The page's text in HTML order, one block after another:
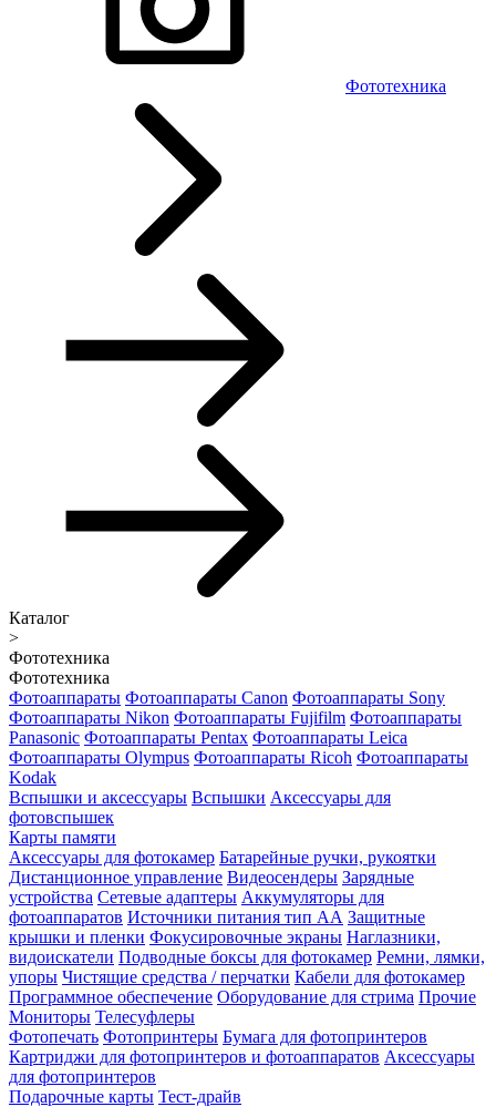
Фототехника
Каталог
>
Фототехника
Фототехника
Фотоаппараты Фотоаппараты Canon Фотоаппараты Sony
Фотоаппараты Nikon Фотоаппараты Fujifilm Фотоаппараты
Panasonic Фотоаппараты Pentax Фотоаппараты Leica
Фотоаппараты Olympus Фотоаппараты Ricoh Фотоаппараты
Kodak
Вспышки и аксессуары Вспышки Аксессуары для
фотовспышек
Карты памяти
Аксессуары для фотокамер Батарейные ручки, рукоятки
Дистанционное управление Видеосендеры Зарядные
устройства Сетевые адаптеры Аккумуляторы для
фотоаппаратов Источники питания тип АА Защитные
крышки и пленки Фокусировочные экраны Наглазники,
видоискатели Подводные боксы для фотокамер Ремни, лямки,
упоры Чистящие средства / перчатки Кабели для фотокамер
Программное обеспечение Оборудование для стрима Прочие
Мониторы Телесуфлеры
Фотопечать Фотопринтеры Бумага для фотопринтеров
Картриджи для фотопринтеров и фотоаппаратов Аксессуары
для фотопринтеров
Подарочные карты Тест-драйв